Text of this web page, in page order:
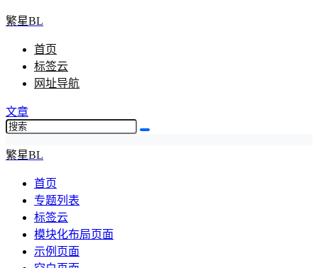
繁星BL
首页
标签云
网址导航
文章
繁星BL
首页
专题列表
标签云
模块化布局页面
示例页面